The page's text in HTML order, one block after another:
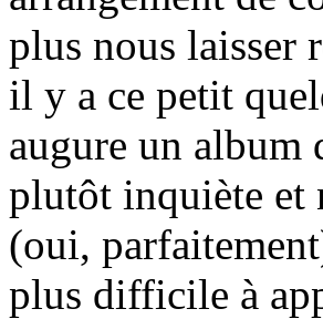
plus nous laisser
il y a ce petit
augure un album
plutôt inquiète et
(oui,
plus difficile à